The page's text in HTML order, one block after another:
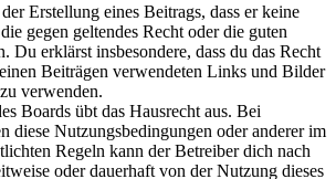
Erstellung eines Beitrags, dass er keine
gegen geltendes Recht oder die guten
Du erklärst insbesondere, dass du das Recht
Beiträgen verwendeten Links und Bilder
verwenden.
Boards übt das Hausrecht aus. Bei
diese Nutzungsbedingungen oder anderer im
Regeln kann der Betreiber dich nach
oder dauerhaft von der Nutzung dieses